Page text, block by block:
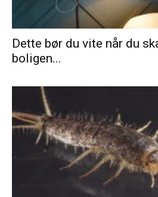
Dette bør du vite når du
boligen...